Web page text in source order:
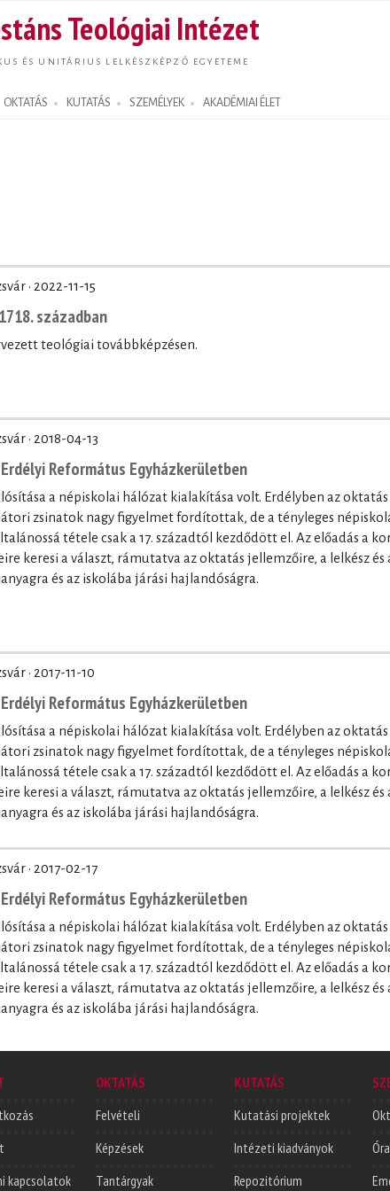
tartalomra
Teológiai Intézet
ÉS UNITÁRIUS LELKÉSZKÉPZŐ EGYETEME
OKTATÁS KUTATÁS SZEMÉLYEK AKADÉMIAI ÉLET
· 2022-11-15
században
teológiai továbbképzésen.
· 2018-04-13
Református Egyházkerületben
a népiskolai hálózat kialakítása volt. Erdélyben az oktatás
zsinatok nagy figyelmet fordítottak, de a tényleges
tétele csak a 17. századtól kezdődött el. Az előadás a
keresi a választ, rámutatva az oktatás jellemzőire, a lelkész és
és az iskolába járási hajlandóságra.
· 2017-11-10
Református Egyházkerületben
a népiskolai hálózat kialakítása volt. Erdélyben az oktatás
zsinatok nagy figyelmet fordítottak, de a tényleges
tétele csak a 17. századtól kezdődött el. Az előadás a
keresi a választ, rámutatva az oktatás jellemzőire, a lelkész és
és az iskolába járási hajlandóságra.
· 2017-02-17
Református Egyházkerületben
a népiskolai hálózat kialakítása volt. Erdélyben az oktatás
zsinatok nagy figyelmet fordítottak, de a tényleges
tétele csak a 17. századtól kezdődött el. Az előadás a
keresi a választ, rámutatva az oktatás jellemzőire, a lelkész és
és az iskolába járási hajlandóságra.
kapcsolatok
OKTATÁS
Felvételi
Képzések
Tantárgyak
KUTATÁS
Kutatási projektek
Intézeti kiadványok
Repozitórium